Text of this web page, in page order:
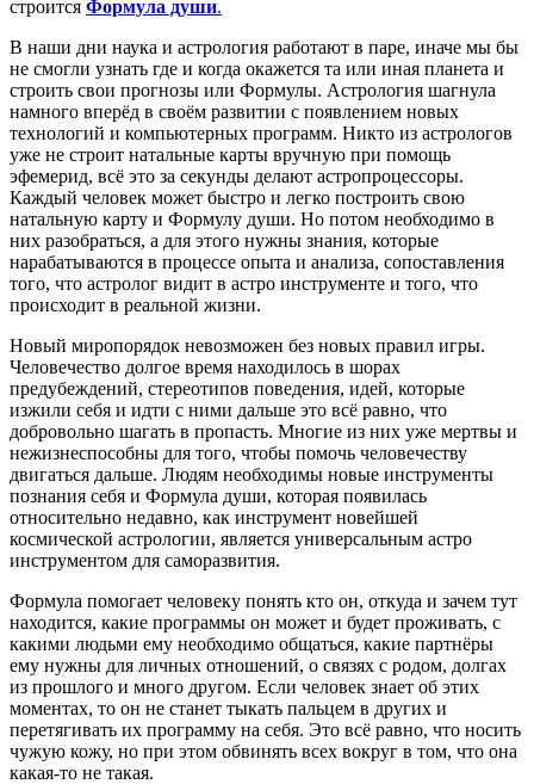
строится Формула души.
В наши дни наука и астрология работают в паре, иначе мы бы
не смогли узнать где и когда окажется та или иная планета и
строить свои прогнозы или Формулы. Астрология шагнула
намного вперёд в своём развитии с появлением новых
технологий и компьютерных программ. Никто из астрологов
уже не строит натальные карты вручную при помощь
эфемерид, всё это за секунды делают астропроцессоры.
Каждый человек может быстро и легко построить свою
натальную карту и Формулу души. Но потом необходимо в
них разобраться, а для этого нужны знания, которые
нарабатываются в процессе опыта и анализа, сопоставления
того, что астролог видит в астро инструменте и того, что
происходит в реальной жизни.
Новый миропорядок невозможен без новых правил игры.
Человечество долгое время находилось в шорах
предубеждений, стереотипов поведения, идей, которые
изжили себя и идти с ними дальше это всё равно, что
добровольно шагать в пропасть. Многие из них уже мертвы и
нежизнеспособны для того, чтобы помочь человечеству
двигаться дальше. Людям необходимы новые инструменты
познания себя и Формула души, которая появилась
относительно недавно, как инструмент новейшей
космической астрологии, является универсальным астро
инструментом для саморазвития.
Формула помогает человеку понять кто он, откуда и зачем тут
находится, какие программы он может и будет проживать, с
какими людьми ему необходимо общаться, какие партнёры
ему нужны для личных отношений, о связях с родом, долгах
из прошлого и много другом. Если человек знает об этих
моментах, то он не станет тыкать пальцем в других и
перетягивать их программу на себя. Это всё равно, что носить
чужую кожу, но при этом обвинять всех вокруг в том, что она
какая-то не такая.